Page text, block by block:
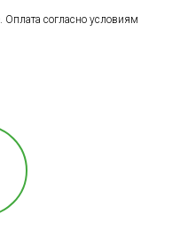
Оплата согласно условиям